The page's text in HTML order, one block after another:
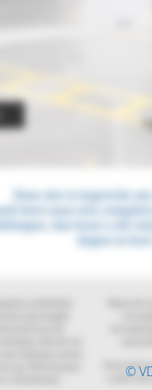
©